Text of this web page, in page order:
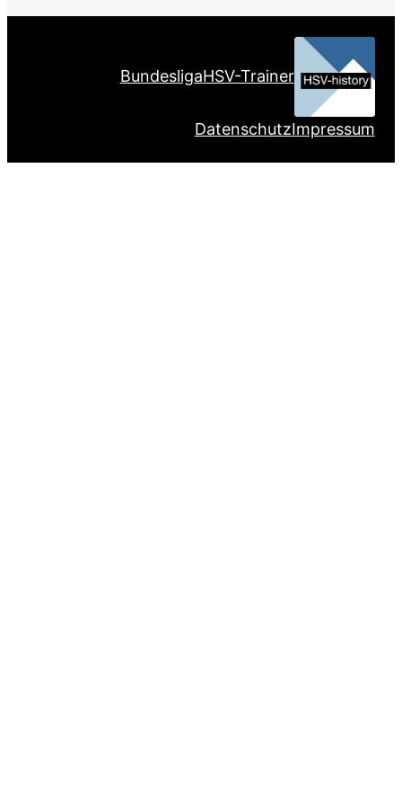
BundesligaHSV-Trainer
DatenschutzImpressum